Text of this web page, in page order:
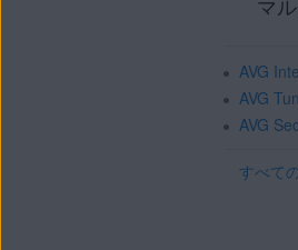
AVG
AVG
AVG
すべて